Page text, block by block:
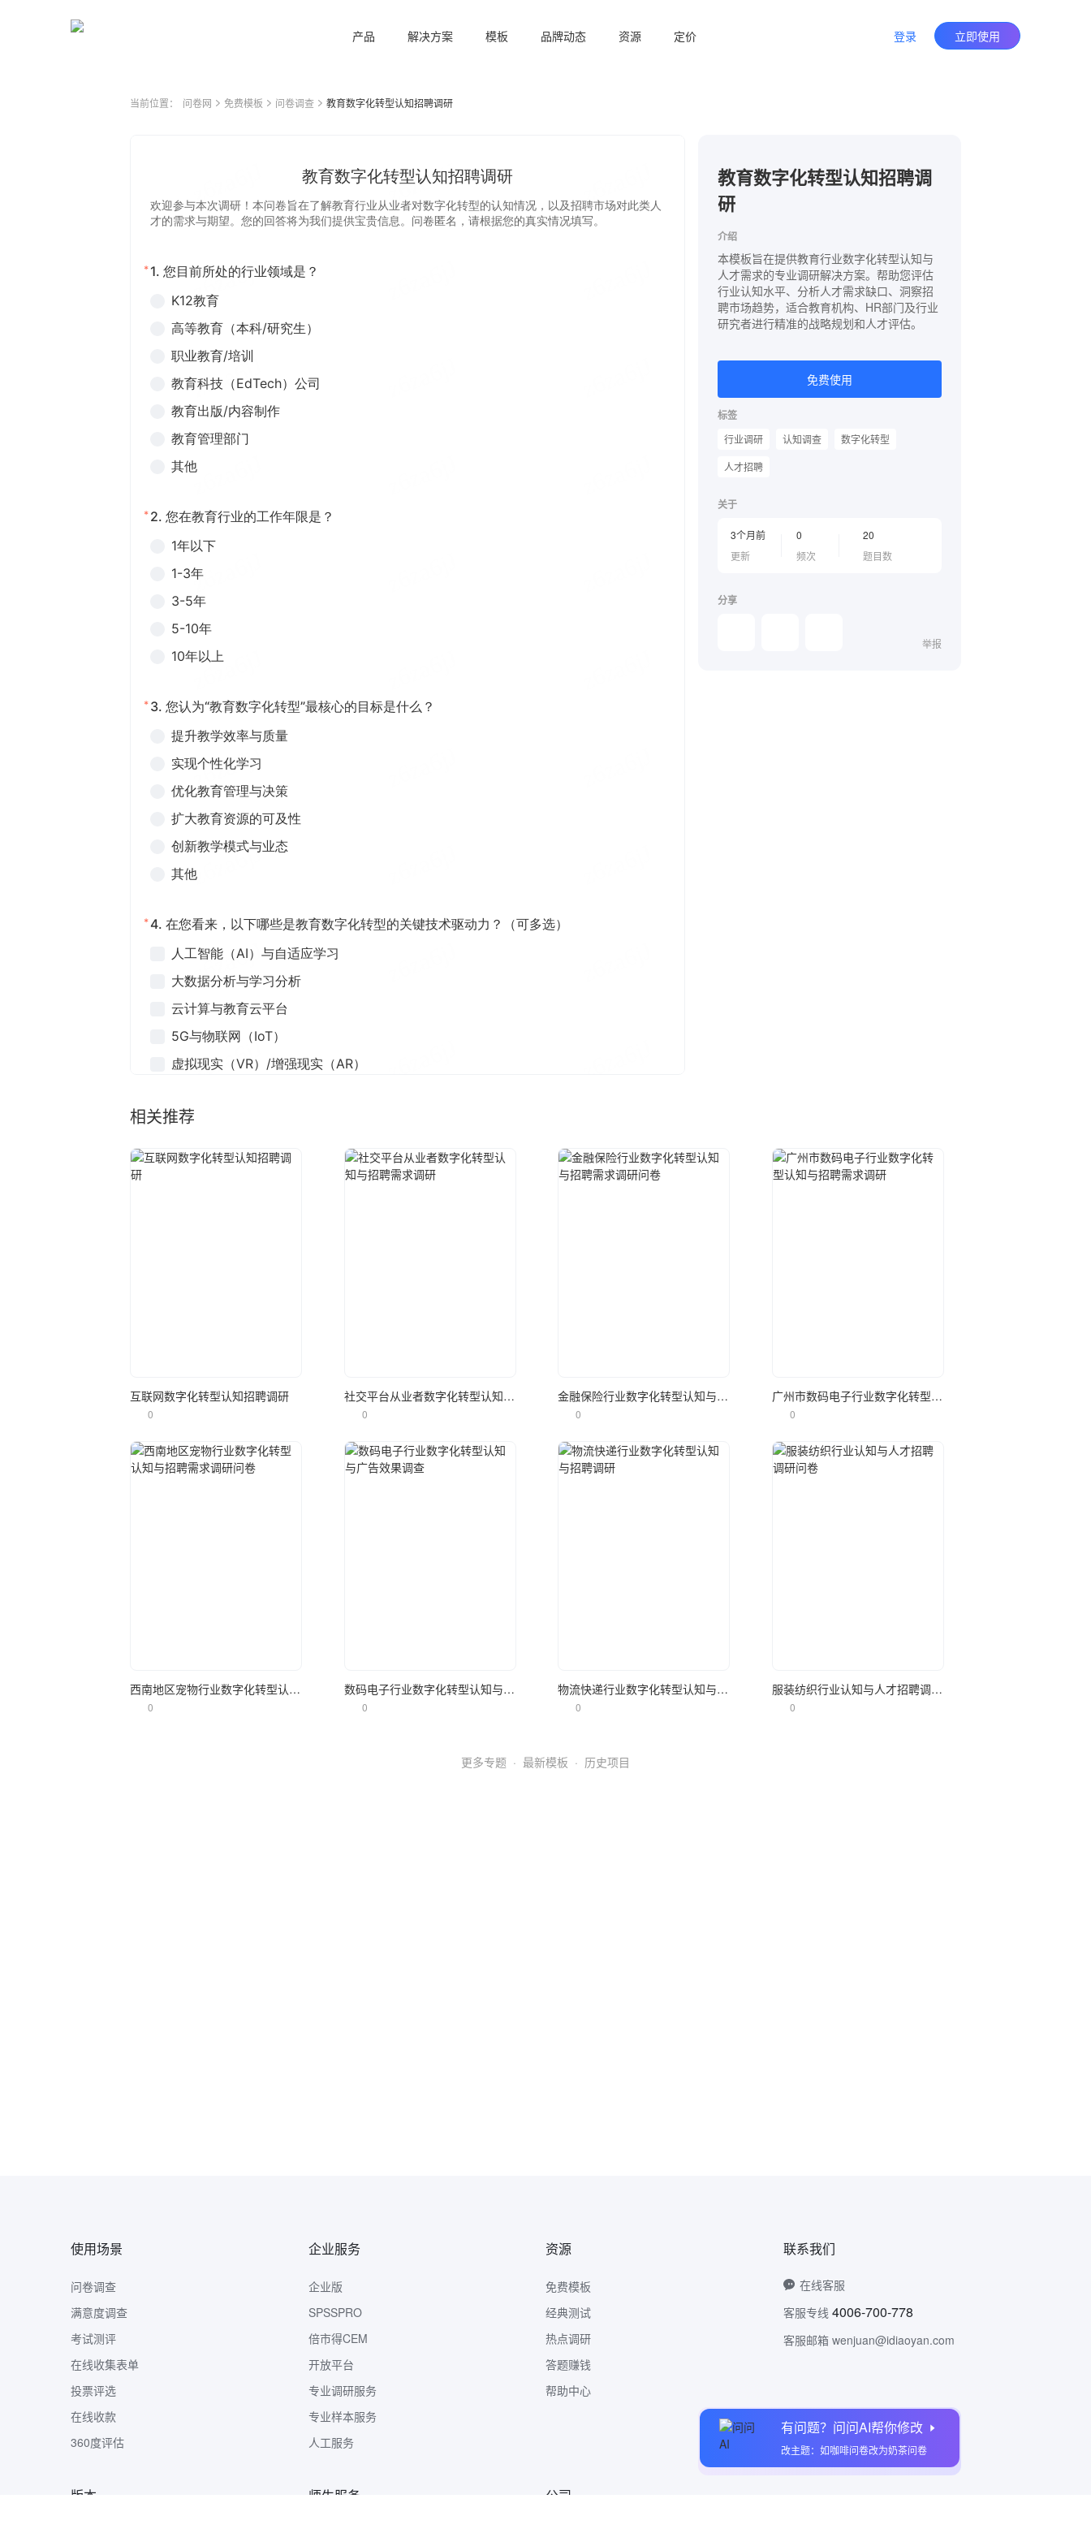
产品 解决方案 模板 品牌动态 资源 定价 登录 立即使用
当前位置： 问卷网 免费模板 问卷调查 教育数字化转型认知招聘调研
教育数字化转型认知招聘调
研
介绍
本模板旨在提供教育行业数字化转型认知与
人才需求的专业调研解决方案。帮助您评估
行业认知水平、分析人才需求缺口、洞察招
聘市场趋势，适合教育机构、HR部门及行业
研究者进行精准的战略规划和人才评估。
免费使用
标签
行业调研 认知调查
数字化转型
人才招聘
关于
3个月前
更新
0
频次
20
题目数
分享
举报
有问题？问问AI帮你修改
改主题：如咖啡问卷改为奶茶问卷
相关推荐
互联网数字化转型认知招聘调研
0
社交平台从业者数字化转型认知与招聘需求调研
0
金融保险行业数字化转型认知与招聘需求调研问卷
0
广州市数码电子行业数字化转型认知与招聘需求调研
0
西南地区宠物行业数字化转型认知与招聘需求调研问卷
0
数码电子行业数字化转型认知与广告效果调查
0
物流快递行业数字化转型认知与招聘调研
0
服装纺织行业认知与人才招聘调研问卷
0
更多专题 · 最新模板 · 历史项目
使用场景
问卷调查
满意度调查
考试测评
在线收集表单
投票评选
在线收款
360度评估
企业服务
企业版
SPSSPRO
倍市得CEM
开放平台
专业调研服务
专业样本服务
人工服务
资源
免费模板
经典测试
热点调研
答题赚钱
帮助中心
联系我们
在线客服
客服专线 4006-700-778
客服邮箱 wenjuan@idiaoyan.com
问卷网公众号
版本 师生服务 公司